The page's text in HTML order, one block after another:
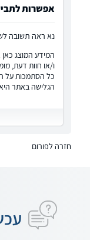
אפשרות
נא ראה תשובה
המידע המוצג כאן
ו/או חוות דעת,
כל הסתמכות על
הגלישה באתר
חזרה לפורום